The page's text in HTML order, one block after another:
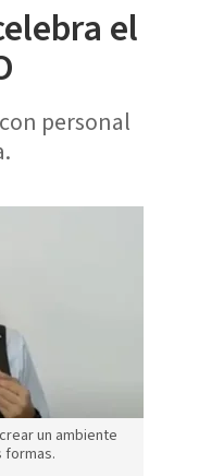
el
personal
un ambiente
formas.